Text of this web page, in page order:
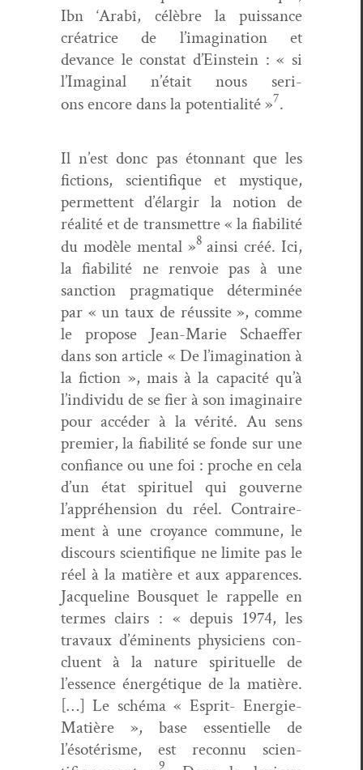
Ibn ‘Arabî, célèbre la puis­sance
créa­trice de l’imagination et
devance le con­stat d’Einstein : « si
l’Imaginal n’était nous seri­
onsencore dans la poten­tial­ité »7.
Il n’est donc pas éton­nant que les
fic­tions, sci­en­tifique et mys­tique,
per­me­t­tent d’élargir la notion de
réal­ité et de trans­met­tre « la fia­bil­ité
du mod­èle men­tal »8 ain­si créé. Ici,
la fia­bil­ité ne ren­voie pas à une
sanc­tion prag­ma­tique déter­minée
par « un taux de réus­site », comme
le pro­pose Jean-Marie Scha­ef­fer
dans son arti­cle « De l’imagination à
la fic­tion », mais à la capac­ité qu’à
l’individu de se fier à son imag­i­naire
pour accéder à la vérité. Au sens
pre­mier, la fia­bil­ité se fonde sur une
con­fi­ance ou une foi : proche en cela
d’un état spir­ituel qui gou­verne
l’appréhension du réel. Con­traire­
ment à une croy­ance com­mune, le
dis­cours sci­en­tifique ne lim­ite pas le
réel à la matière et aux apparences.
Jacque­line Bous­quet le rap­pelle en
ter­mes clairs : « depuis 1974, les
travaux d’éminents physi­ciens con­
clu­ent à la nature spir­ituelle de
l’essence énergé­tique de la matière.
[…] Le sché­ma « Esprit- Energie-
Matière », base essen­tielle de
l’ésotérisme, est recon­nu sci­en­
9